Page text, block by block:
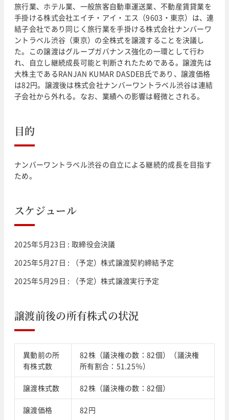
旅行業、ホテル業、一般旅客自動車運送業、不動産賃貸業を
手掛ける株式会社エイチ・アイ・エス（9603・東京）は、連
結子会社であり同じく旅行業を手掛ける株式会社ナンバーワ
ントラベル渋谷（東京）の全株式を譲渡することを決議し
た。この譲渡はグループガバナンス強化の一環として行わ
れ、自立し継続成長可能と判断されたためである。譲渡先は
大株主であるRANJAN KUMAR DASDEB氏であり、譲渡価格
は82円。譲渡後は株式会社ナンバーワントラベル渋谷は連結
子会社から外れる。なお、業績への影響は軽微とされる。
目的
ナンバーワントラベル渋谷の自立による継続的成長を目指す
ため。
スケジュール
2025年5月23日 : 取締役会決議
2025年5月27日 : （予定）株式譲渡契約締結予定
2025年5月29日 : （予定）株式譲渡実行予定
譲渡前後の所有株式の状況
異動前の所
有株式数
82株（議決権の数：82個）（議決権
所有割合：51.25％）
譲渡株式数 82株（議決権の数：82個）
譲渡価格 82円